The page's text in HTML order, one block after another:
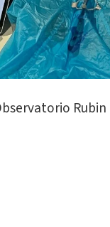
Rubin